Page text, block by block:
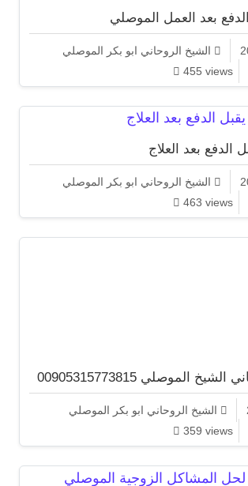
بعد العمل الموصلي
الشيخ الروحاني ابو بكر الموصلي
455 views
والدفع بعد العمل الموصلي
الدفع بعد العلاج
الشيخ الروحاني ابو بكر الموصلي
463 views
الدفع بعد العلاج
الموصلي 00905315773815
الشيخ الروحاني ابو بكر الموصلي
359 views
الموصلي 00905315773815